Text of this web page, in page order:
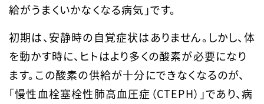
給がうまくいかなくなる病気」です。
初期は、安静時の自覚症状はありません。しかし、体
を動かす時に、ヒトはより多くの酸素が必要になり
ます。この酸素の供給が十分にできなくなるのが、
「慢性血栓塞栓性肺高血圧症（CTEPH）」であり、病